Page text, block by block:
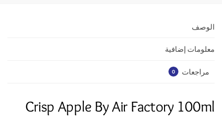
الوصف
معلومات إضافية
مراجعات 0
Crisp Apple By Air Factory 100ml